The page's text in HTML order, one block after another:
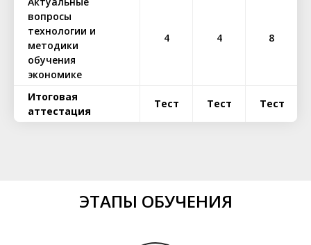
вопросы
технологии и
методики
обучения
экономике
4 4 8
Итоговая
аттестация
Тест Тест Тест
ЭТАПЫ ОБУЧЕНИЯ